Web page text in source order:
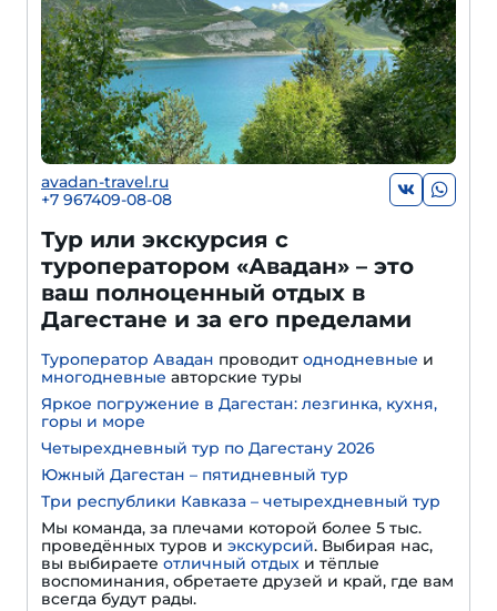
avadan-travel.ru
+7 967409-08-08
Тур или экскурсия с
туроператором «Авадан» – это
ваш полноценный отдых в
Дагестане и за его пределами
Туроператор Авадан проводит однодневные и
многодневные авторские туры
Яркое погружение в Дагестан: лезгинка, кухня,
горы и море
Четырехдневный тур по Дагестану 2026
Южный Дагестан – пятидневный тур
Три республики Кавказа – четырехдневный тур
Мы команда, за плечами которой более 5 тыс.
проведённых туров и экскурсий. Выбирая нас,
вы выбираете отличный отдых и тёплые
воспоминания, обретаете друзей и край, где вам
всегда будут рады.